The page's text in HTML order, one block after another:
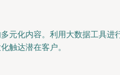
元化内容。利用大数据工具进
触达潜在客户。